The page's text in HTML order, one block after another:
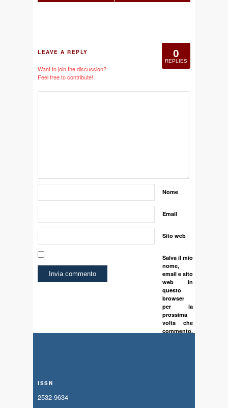
0
REPLIES
LEAVE A REPLY
Want to join the discussion?
Feel free to contribute!
Nome
Email
Sito web
Salva il mio
nome,
email e sito
web in
questo
browser
per la
prossima
volta che
commento.
ISSN
2532-9634